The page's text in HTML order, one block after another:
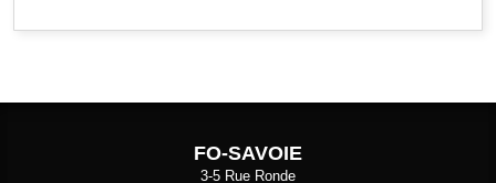
FO-SAVOIE
3-5 Rue Ronde